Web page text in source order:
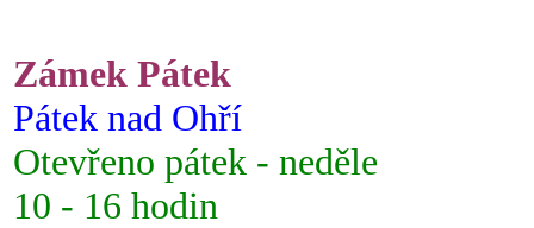
Zámek Pátek
Pátek nad Ohří
Otevřeno pátek - neděle
10 - 16 hodin